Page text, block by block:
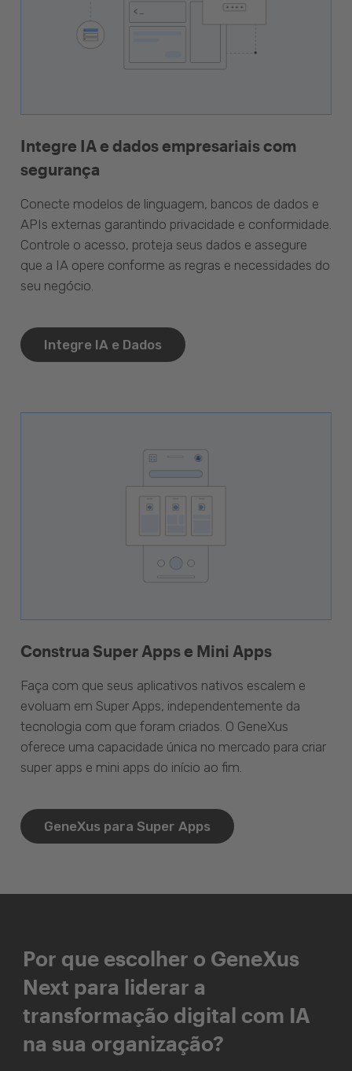
Integre IA e dados empresariais com
segurança
Conecte modelos de linguagem, bancos de dados e
APIs externas garantindo privacidade e conformidade.
Controle o acesso, proteja seus dados e assegure
que a IA opere conforme as regras e necessidades do
seu negócio.
Integre IA e Dados
Construa Super Apps e Mini Apps
Faça com que seus aplicativos nativos escalem e
evoluam em Super Apps, independentemente da
tecnologia com que foram criados. O GeneXus
oferece uma capacidade única no mercado para criar
super apps e mini apps do início ao fim.
GeneXus para Super Apps
Por que escolher o GeneXus
Next para liderar a
transformação digital com IA
na sua organização?